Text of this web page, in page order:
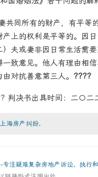
共同所有的财产，有平等
上的权利是平等的。因
夫或妻非因日常生活需
致意见。他人有理由相
对抗善意第三人。 ????
决书出具时间：二〇二
海房产纠纷，
注疑难复杂房地产诉讼、执行